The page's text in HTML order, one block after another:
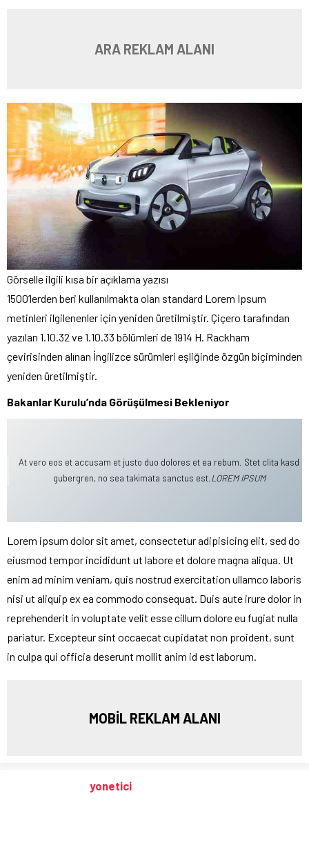
ARA REKLAM ALANI
Görselle ilgili kısa bir açıklama yazısı
1500’lerden beri kullanılmakta olan standard Lorem Ipsum
metinleri ilgilenenler için yeniden üretilmiştir. Çiçero tarafından
yazılan 1.10.32 ve 1.10.33 bölümleri de 1914 H. Rackham
çevirisinden alınan İngilizce sürümleri eşliğinde özgün biçiminden
yeniden üretilmiştir.
Bakanlar Kurulu’nda Görüşülmesi Bekleniyor
At vero eos et accusam et justo duo dolores et ea rebum. Stet clita kasd
gubergren, no sea takimata sanctus est. LOREM IPSUM
Lorem ipsum dolor sit amet, consectetur adipisicing elit, sed do
eiusmod tempor incididunt ut labore et dolore magna aliqua. Ut
enim ad minim veniam, quis nostrud exercitation ullamco laboris
nisi ut aliquip ex ea commodo consequat. Duis aute irure dolor in
reprehenderit in voluptate velit esse cillum dolore eu fugiat nulla
pariatur. Excepteur sint occaecat cupidatat non proident, sunt
in culpa qui officia deserunt mollit anim id est laborum.
MOBİL REKLAM ALANI
yonetici